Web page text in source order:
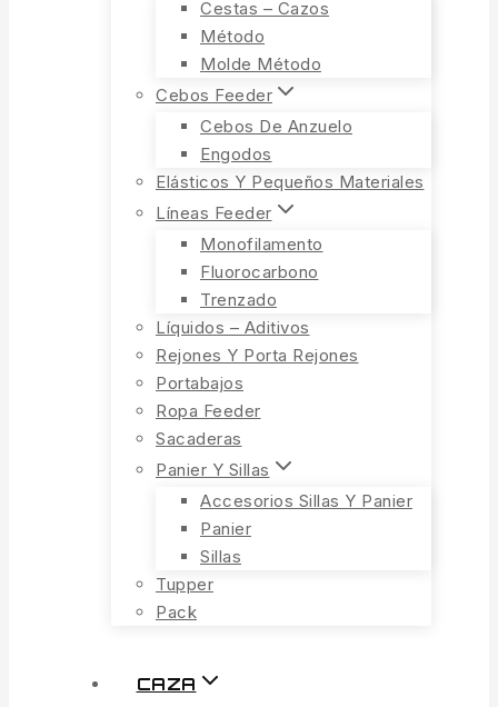
Cestas – Cazos
Método
Molde Método
Cebos Feeder
Cebos De Anzuelo
Engodos
Elásticos Y Pequeños Materiales
Líneas Feeder
Monofilamento
Fluorocarbono
Trenzado
Líquidos – Aditivos
Rejones Y Porta Rejones
Portabajos
Ropa Feeder
Sacaderas
Panier Y Sillas
Accesorios Sillas Y Panier
Panier
Sillas
Tupper
Pack
CAZA